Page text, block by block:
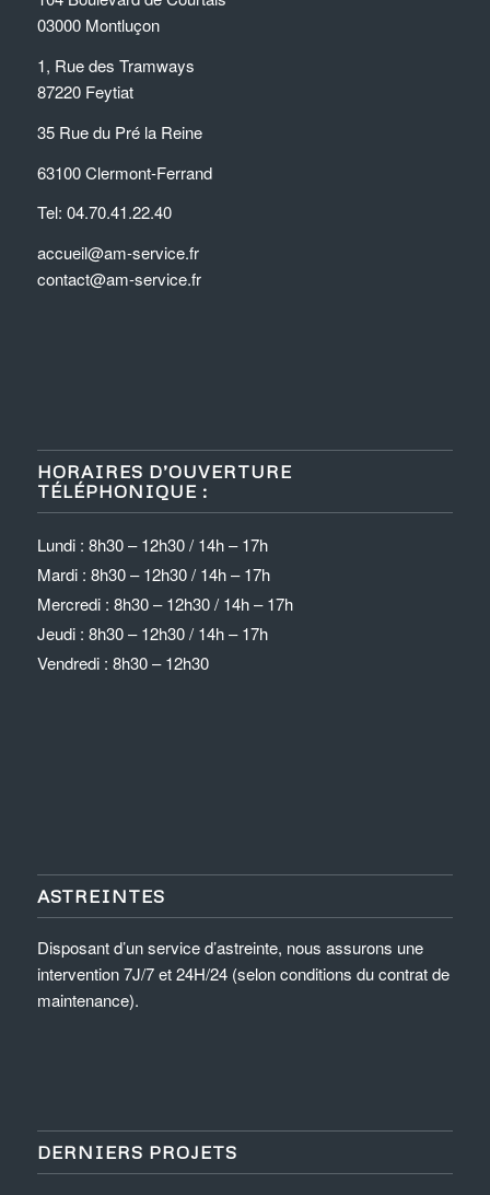
03000 Montluçon
1, Rue des Tramways
87220 Feytiat
35 Rue du Pré la Reine
63100 Clermont-Ferrand
Tel: 04.70.41.22.40
accueil@am-service.fr
contact@am-service.fr
HORAIRES D’OUVERTURE
TÉLÉPHONIQUE :
Lundi : 8h30 – 12h30 / 14h – 17h
Mardi : 8h30 – 12h30 / 14h – 17h
Mercredi : 8h30 – 12h30 / 14h – 17h
Jeudi : 8h30 – 12h30 / 14h – 17h
Vendredi : 8h30 – 12h30
ASTREINTES
Disposant d’un service d’astreinte, nous assurons une
intervention 7J/7 et 24H/24 (selon conditions du contrat de
maintenance).
DERNIERS PROJETS